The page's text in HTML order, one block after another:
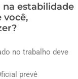
na estabilidade
você,
no trabalho deve
prevê